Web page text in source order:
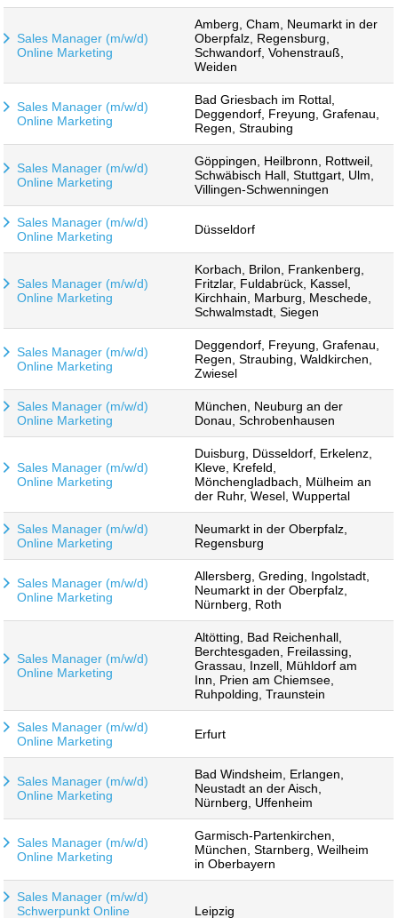
Sales Manager (m/w/d)
Online Marketing
Amberg, Cham, Neumarkt in der
Oberpfalz, Regensburg,
Schwandorf, Vohenstrauß,
Weiden
Sales Manager (m/w/d)
Online Marketing
Bad Griesbach im Rottal,
Deggendorf, Freyung, Grafenau,
Regen, Straubing
Sales Manager (m/w/d)
Online Marketing
Göppingen, Heilbronn, Rottweil,
Schwäbisch Hall, Stuttgart, Ulm,
Villingen-Schwenningen
Sales Manager (m/w/d)
Online Marketing
Düsseldorf
Sales Manager (m/w/d)
Online Marketing
Korbach, Brilon, Frankenberg,
Fritzlar, Fuldabrück, Kassel,
Kirchhain, Marburg, Meschede,
Schwalmstadt, Siegen
Sales Manager (m/w/d)
Online Marketing
Deggendorf, Freyung, Grafenau,
Regen, Straubing, Waldkirchen,
Zwiesel
Sales Manager (m/w/d)
Online Marketing
München, Neuburg an der
Donau, Schrobenhausen
Sales Manager (m/w/d)
Online Marketing
Duisburg, Düsseldorf, Erkelenz,
Kleve, Krefeld,
Mönchengladbach, Mülheim an
der Ruhr, Wesel, Wuppertal
Sales Manager (m/w/d)
Online Marketing
Neumarkt in der Oberpfalz,
Regensburg
Sales Manager (m/w/d)
Online Marketing
Allersberg, Greding, Ingolstadt,
Neumarkt in der Oberpfalz,
Nürnberg, Roth
Sales Manager (m/w/d)
Online Marketing
Altötting, Bad Reichenhall,
Berchtesgaden, Freilassing,
Grassau, Inzell, Mühldorf am
Inn, Prien am Chiemsee,
Ruhpolding, Traunstein
Sales Manager (m/w/d)
Online Marketing
Erfurt
Sales Manager (m/w/d)
Online Marketing
Bad Windsheim, Erlangen,
Neustadt an der Aisch,
Nürnberg, Uffenheim
Sales Manager (m/w/d)
Online Marketing
Garmisch-Partenkirchen,
München, Starnberg, Weilheim
in Oberbayern
Sales Manager (m/w/d)
Schwerpunkt Online
Leipzig